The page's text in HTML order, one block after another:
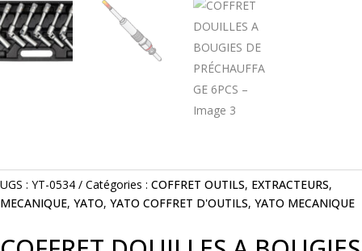
UGS : YT-0534 Catégories : COFFRET OUTILS, EXTRACTEURS,
MECANIQUE, YATO, YATO COFFRET D'OUTILS, YATO MECANIQUE